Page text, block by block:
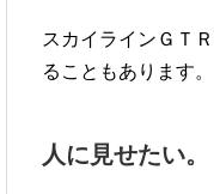
スカイラインＧＴ
ることもあります。
人に見せたい。